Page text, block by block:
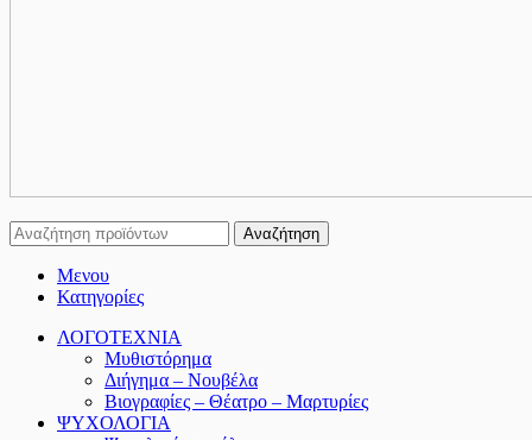
Αναζήτηση
Μενου
Κατηγορίες
ΛΟΓΟΤΕΧΝΙΑ
Μυθιστόρημα
Διήγημα – Νουβέλα
Βιογραφίες – Θέατρο – Μαρτυρίες
ΨΥΧΟΛΟΓΙΑ